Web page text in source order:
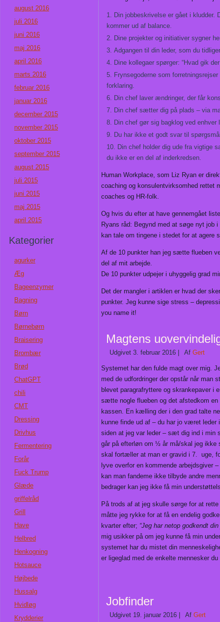
august 2016
juli 2016
juni 2016
maj 2016
april 2016
marts 2016
februar 2016
januar 2016
december 2015
november 2015
oktober 2015
september 2015
august 2015
juli 2015
juni 2015
maj 2015
april 2015
Kategorier
agurker
Æg
Bageenzymer
Bagning
Børn
Børnebørn
Braisering
Brombær
Brød
ChatGPT
chili
CMT
Dressing
Drivhus
Fermentering
Forår
Fuck Trump
Glæde
griffelråd
Grill
Have
Helbred
Henkogning
Hotsauce
Højbede
Hussalg
Hvidløg
Krydderier
Din jobbeskrivelse er gået i kludder.
kommer ud af balance.
Dine projekter og initiativer sygner
Adgangen til din leder, som du
Dine kollegaer spørger: “Hvad gik
Frynsegoderne som
forklaring.
Din chef laver ændringer, der får
Din chef sætter dig på plads – via
Din chef gør sig bagklog ved
Du har ikke et godt svar til
Din chef holder dig ude fra vigtige
du ikke er en del af inderkredsen.
Human Workplace, som Liz Ryan er
coaching og konsulentvirksomhed
coaches og HR-folk.
Og hvis du efter at have gennemgået
Ryans råd: Begynd med at søge nyt job
kan tale om tingene i stedet for at agere
Af de 10 punkter han jeg sætte flueben
del af mit arbejde.
De 10 punkter udpejer i uhyggelig grad
Det der mangler i artiklen er hvad der
punkter. Jeg kunne sige stress –
you name it!
Magtens
Udgivet 3. februar 2016 Af Gert
Systemet har den fulde magt over mig.
med de udfordringer der opstår når man
blevet paragrafryttere og skrankepaver i
sætte nogle flueben og det afstedkom
kassen. En kælling der i den grad talte
kunne finde ud af – du har jo været
siden at jeg var leder – sæt dig ind i min
går på efterløn om ½ år må/skal jeg ikke
skal fortæller at man er gravid i 7. uge,
lyve overfor en kommende arbejdsgiver
kan man fandeme ikke tilbyde andre
bedrager kan jeg ikke få min
På trods af at jeg skulle sørge for at
måtte jeg rykke for at få en endelig
kvarter efter; “Jeg har netop godkendt
mig usikker på om jeg kunne få min
systemet har du mistet din
er ligeglad med de enkelte mennesker
Jobfinder
Udgivet 19. januar 2016 Af Gert